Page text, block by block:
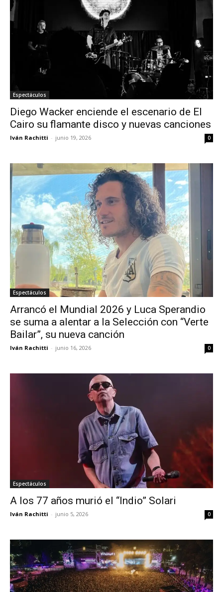
Espectáculos
Diego Wacker enciende el escenario de El
Cairo su flamante disco y nuevas canciones
Iván Rachitti - junio 19, 2026 0
Espectáculos
Arrancó el Mundial 2026 y Luca Sperandio
se suma a alentar a la Selección con “Verte
Bailar”, su nueva canción
Iván Rachitti - junio 16, 2026 0
Espectáculos
A los 77 años murió el “Indio” Solari
Iván Rachitti - junio 5, 2026 0